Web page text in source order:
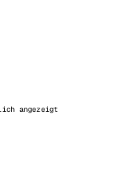
angezeigt